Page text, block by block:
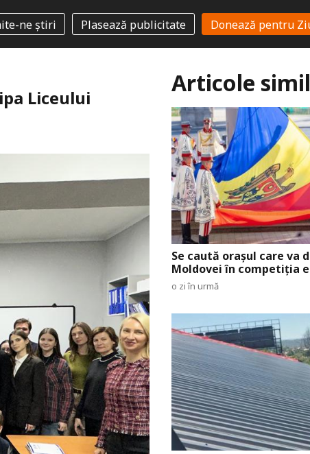
ne știri Plasează publicitate Donează pentru
Liceului
Articole
Se caută orașul care va
Moldovei în competiția
o zi în urmă